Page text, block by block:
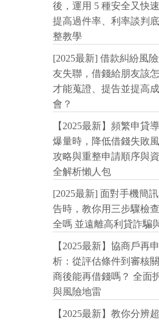
後，運用 5 種安全又快
提高過件率、利率談判
整教學
[2025最新] 借款糾紛風
友失聯，借錢給朋友該
才能蒐證、提告並提高
會？
【2025最新】頻繁申貸
爆量時，降低借錢失敗
攻略與重整申請順序與
全解析懶人包
[2025最新] 面對手機簡
告時，教你用三步驟檢
全嗎 並遠離高利貸詐騙
【2025最新】協商戶再
析：從評估條件到審核
商後能再借錢嗎？ 全面
與風險地雷
【2025最新】教你分辨